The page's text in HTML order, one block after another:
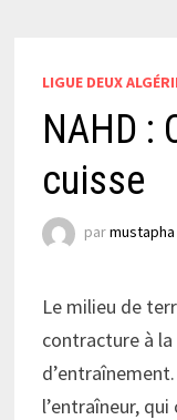
LIGUE DEUX
NAHD :
cuisse
parmustapha
Le milieu de
contracture à la
l’entraîneur,